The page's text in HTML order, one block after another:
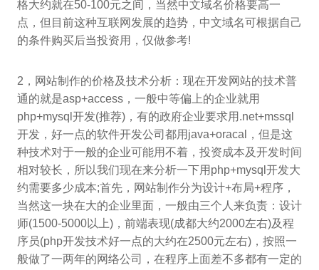
格大约就在50-100元之间，当然中文域名价格要高一
点，但目前这种互联网发展的趋势，中文域名可根据自己
的条件购买后当投资用，仅做参考!
2，网站制作的价格及技术分析：现在开发网站的技术普
通的就是asp+access，一般中等偏上的企业就用
php+mysql开发(推荐)，有的政府企业要求用.net+mssql
开发，好一点的软件开发公司都用java+oracal，但是这
种技术对于一般的企业可能用不着，投资成本及开发时间
相对较长，所以我们现在来分析一下用php+mysql开发大
约需要多少成本;首先，网站制作分为设计+布局+程序，
当然这一块在大的企业里面，一般由三个人来负责：设计
师(1500-5000以上)，前端表现(成都大约2000左右)及程
序员(php开发技术好一点的大约在2500元左右)，按照一
般做了一两年的网络公司，在程序上面差不多都有一定的